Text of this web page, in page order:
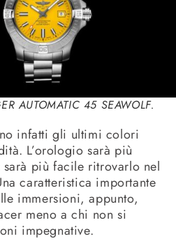
AUTOMATIC 45 SEAWOLF.
infatti gli ultimi colori
L’orologio sarà più
più facile ritrovarlo nel
caratteristica importante
immersioni, appunto,
meno a chi non si
impegnative.